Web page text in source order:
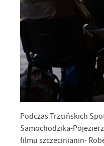
Podczas Trzcińskich
Samochodzika-
filmu szczecinianin-